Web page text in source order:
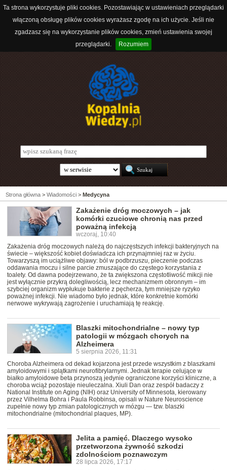
Ta strona wykorzystuje pliki cookies. Pozostawiając w ustawieniach przeglądarki
włączoną obsługę plików cookies wyrażasz zgodę na ich użycie. Jeśli nie
zgadzasz się na wykorzystanie plików cookies, zmień ustawienia swojej
przeglądarki.
Rozumiem
Strona główna > Wiadomości > Medycyna
Zakażenie dróg moczowych – jak
komórki czuciowe chronią nas przed
poważną infekcją
wczoraj, 10:40
Zakażenia dróg moczowych należą do najczęstszych infekcji bakteryjnych na
świecie – większość kobiet doświadcza ich przynajmniej raz w życiu.
Towarzyszą im uciążliwe objawy: ból w podbrzuszu, pieczenie podczas
oddawania moczu i silne parcie zmuszające do częstego korzystania z
toalety. Od dawna podejrzewano, że ta zwiększona częstotliwość mikcji nie
jest wyłącznie przykrą dolegliwością, lecz mechanizmem obronnym – im
szybciej organizm wypłukuje bakterie z pęcherza, tym mniejsze ryzyko
poważnej infekcji. Nie wiadomo było jednak, które konkretnie komórki
nerwowe wykrywają zagrożenie i uruchamiają tę reakcję.
Blaszki mitochondrialne – nowy typ
patologii w mózgach chorych na
Alzheimera
5 sierpnia 2026, 11:31
Choroba Alzheimera od dekad kojarzona jest przede wszystkim z blaszkami
amyloidowymi i splątkami neurofibrylarnymi. Jednak terapie celujące w
białko amyloidowe beta przynoszą jedynie ograniczone korzyści kliniczne, a
choroba wciąż pozostaje nieuleczalna. Xiuli Dan oraz zespół badaczy z
National Institute on Aging (NIH) oraz University of Minnesota, kierowany
przez Vilhelma Bohra i Paula Robbinsa, opisali w Nature Neuroscience
zupełnie nowy typ zmian patologicznych w mózgu — tzw. blaszki
mitochondrialne (mitochondrial plaques, MP).
Jelita a pamięć. Dlaczego wysoko
przetworzona żywność szkodzi
zdolnościom poznawczym
28 lipca 2026, 17:17